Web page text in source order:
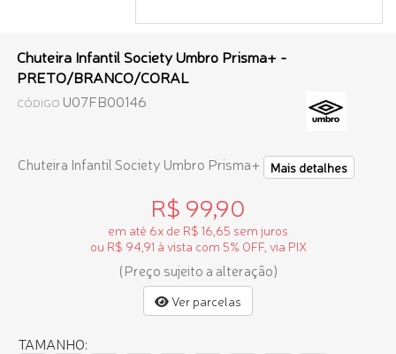
Chuteira Infantil Society Umbro Prisma+ -
PRETO/BRANCO/CORAL
CÓDIGO U07FB00146
Chuteira Infantil Society Umbro Prisma+ Mais detalhes
R$ 99,90
em até 6x de R$ 16,65 sem juros
ou R$ 94,91 à vista com 5% OFF, via PIX
(Preço sujeito a alteração)
Ver parcelas
TAMANHO: